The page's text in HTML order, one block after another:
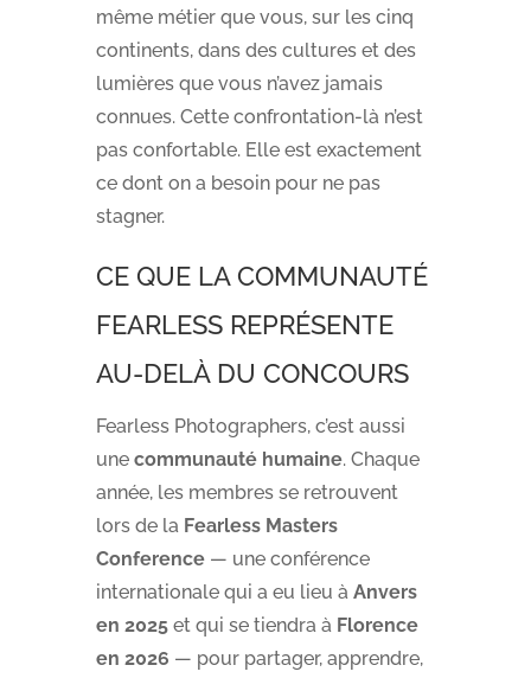
même métier que vous, sur les cinq
continents, dans des cultures et des
lumières que vous n’avez jamais
connues. Cette confrontation-là n’est
pas confortable. Elle est exactement
ce dont on a besoin pour ne pas
stagner.
CE QUE LA COMMUNAUTÉ
FEARLESS REPRÉSENTE
AU-DELÀ DU CONCOURS
Fearless Photographers, c’est aussi
une communauté humaine. Chaque
année, les membres se retrouvent
lors de la Fearless Masters
Conference— une conférence
internationale qui a eu lieu à Anvers
en 2025et qui se tiendra à Florence
en 2026 — pour partager, apprendre,